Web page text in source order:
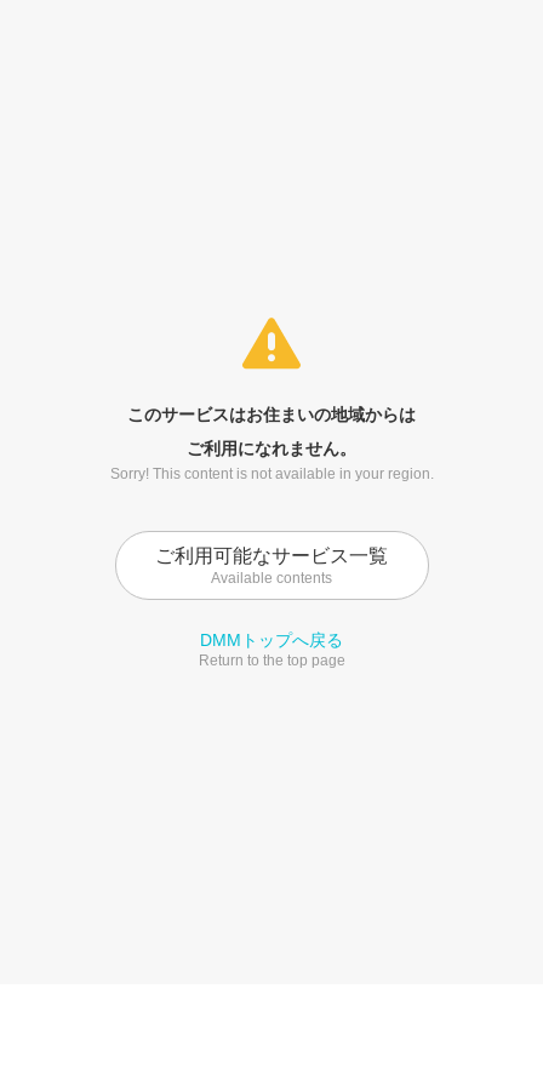
このサービスはお住まいの地域からは
ご利用になれません。
Sorry! This content is not available in your region.
ご利用可能なサービス一覧
Available contents
DMMトップへ戻る
Return to the top page